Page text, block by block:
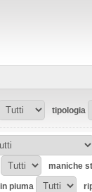
tipologia
maniche
in piuma